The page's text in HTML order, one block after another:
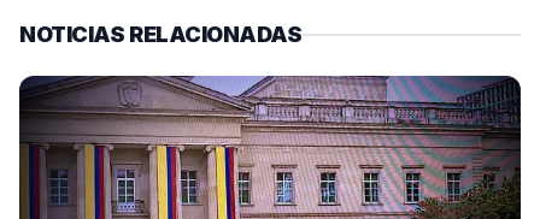
NOTICIAS RELACIONADAS